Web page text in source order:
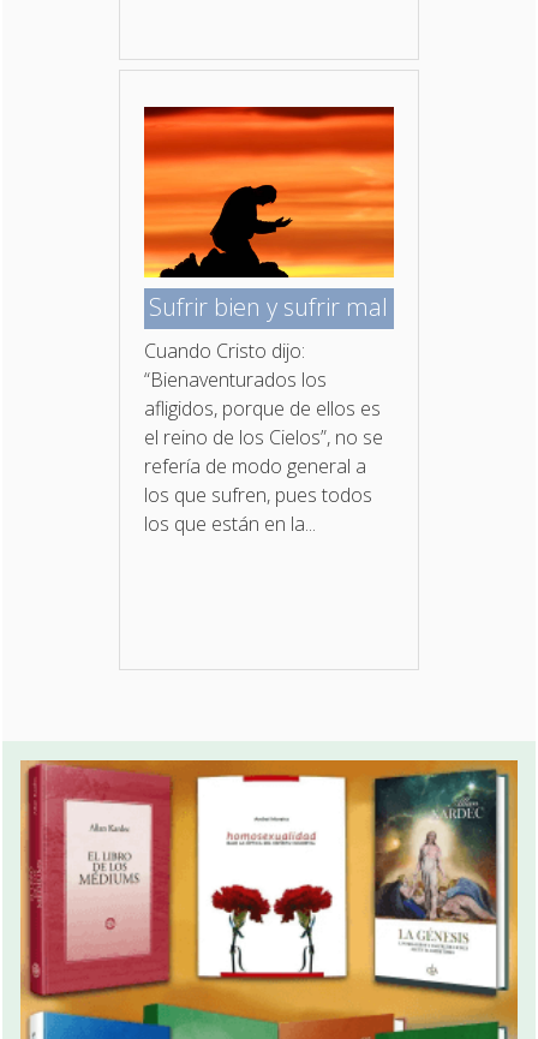
Sufrir bien y sufrir mal
Cuando Cristo dijo:
“Bienaventurados los
afligidos, porque de ellos es
el reino de los Cielos”, no se
refería de modo general a
los que sufren, pues todos
los que están en la...